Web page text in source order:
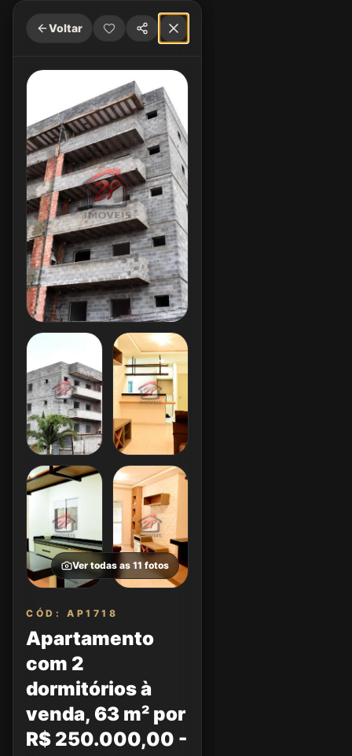
Voltar
Ver todas as 11 fotos
CÓD: AP1718
Apartamento
com 2
dormitórios à
venda, 63 m² por
R$ 250.000,00 -